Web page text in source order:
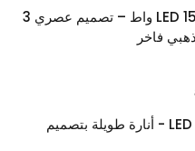
إنارة معلقة ماريكا LED 15.5 واط – تصميم عصري 3
أباجورة أرضية لوفيرا LED - أنارة طويلة بتصميم